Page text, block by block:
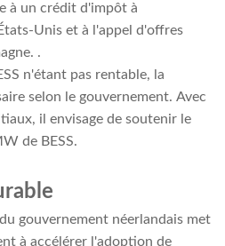
à un crédit d'impôt à
Unis et à l'appel d'offres
.
n'étant pas rentable, la
selon le gouvernement. Avec
il envisage de soutenir le
de BESS.
gouvernement néerlandais met
à accélérer l'adoption de